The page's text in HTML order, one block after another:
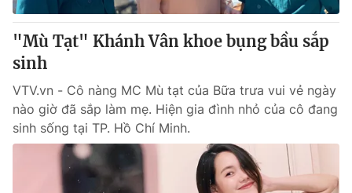
"Mù Tạt" Khánh Vân khoe bụng bầu sắp
sinh
VTV.vn - Cô nàng MC Mù tạt của Bữa trưa vui vẻ ngày
nào giờ đã sắp làm mẹ. Hiện gia đình nhỏ của cô đang
sinh sống tại TP. Hồ Chí Minh.